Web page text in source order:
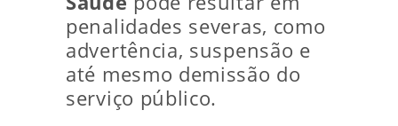
penalidades severas, como
advertência, suspensão e
até mesmo demissão do
serviço público.